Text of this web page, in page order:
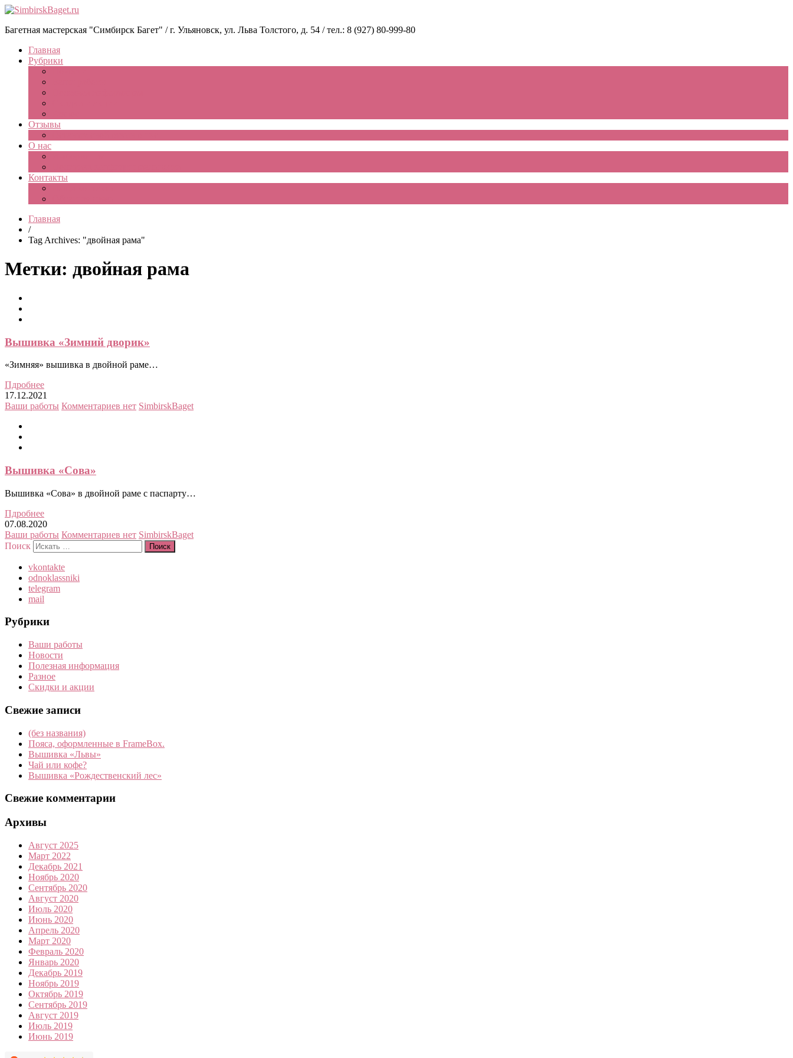
Багетная мастерская "Симбирск Багет" / г. Ульяновск, ул. Льва Толстого, д. 54 / тел.: 8 (927) 80-999-80
Главная
Рубрики
Отзывы
О нас
Контакты
Главная
/
Tag Archives: "двойная рама"
Метки: двойная рама
Вышивка «Зимний дворик»
«Зимняя» вышивка в двойной раме…
Пдробнее
17.12.2021
Ваши работы Комментариев нет SimbirskBaget
Вышивка «Сова»
Вышивка «Сова» в двойной раме с паспарту…
Пдробнее
07.08.2020
Ваши работы Комментариев нет SimbirskBaget
Поиск
vkontakte
odnoklassniki
telegram
mail
Рубрики
Ваши работы
Новости
Полезная информация
Разное
Скидки и акции
Свежие записи
(без названия)
Пояса, оформленные в FrameBox.
Вышивка «Львы»
Чай или кофе?
Вышивка «Рождественский лес»
Свежие комментарии
Архивы
Август 2025
Март 2022
Декабрь 2021
Ноябрь 2020
Сентябрь 2020
Август 2020
Июль 2020
Июнь 2020
Апрель 2020
Март 2020
Февраль 2020
Январь 2020
Декабрь 2019
Ноябрь 2019
Октябрь 2019
Сентябрь 2019
Август 2019
Июль 2019
Июнь 2019